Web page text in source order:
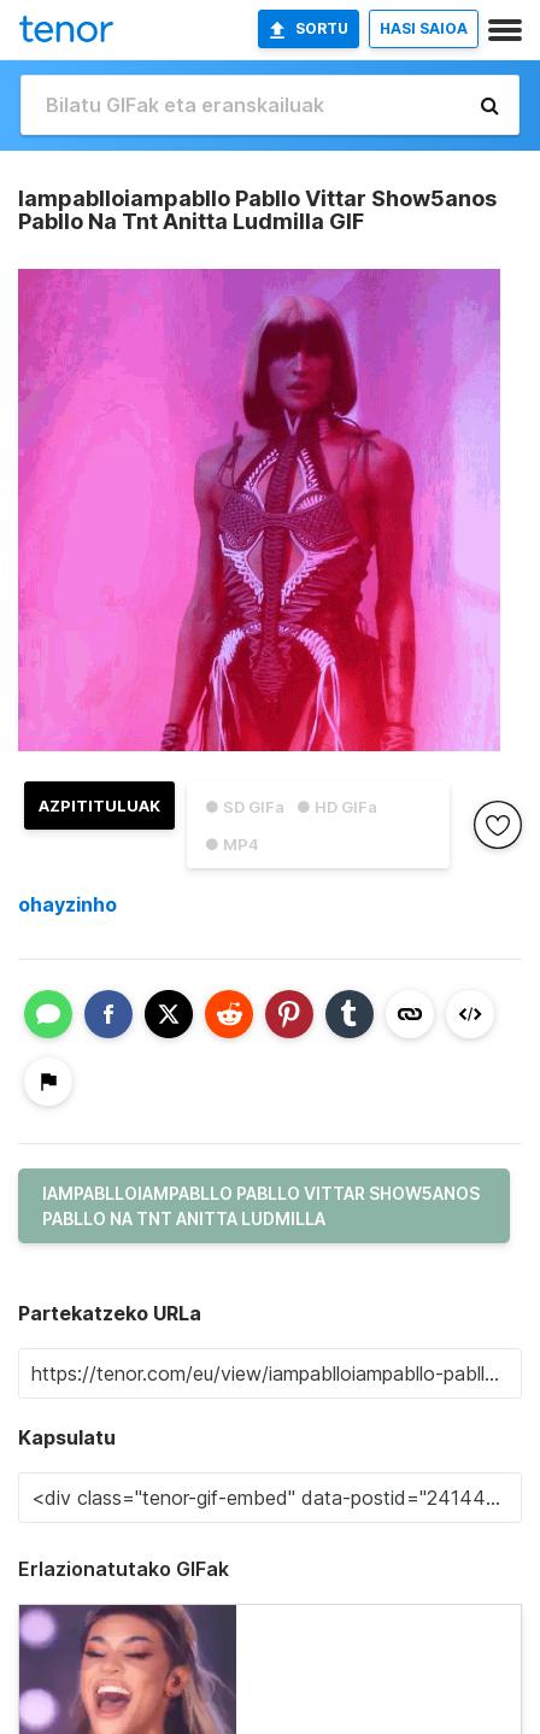
SORTU HASI SAIOA
Iampablloiampabllo Pabllo Vittar Show5anos
Pabllo Na Tnt Anitta Ludmilla GIF
● SD GIFa
● HD GIFa
● MP4
AZPITITULUAK
ohayzinho
IAMPABLLOIAMPABLLO PABLLO VITTAR SHOW5ANOS
PABLLO NA TNT ANITTA LUDMILLA
Partekatzeko URLa
Kapsulatu
Erlazionatutako GIFak